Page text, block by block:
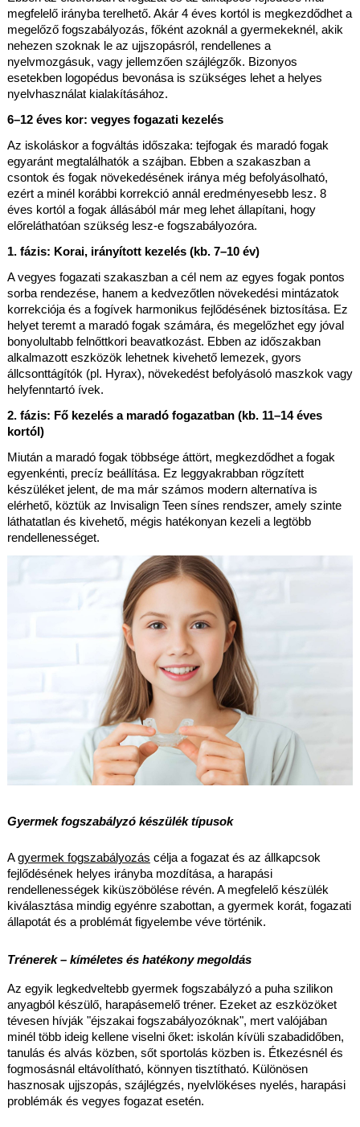
megfelelő irányba terelhető. Akár 4 éves kortól is megkezdődhet a
megelőző fogszabályozás, főként azoknál a gyermekeknél, akik
nehezen szoknak le az ujjszopásról, rendellenes a
nyelvmozgásuk, vagy jellemzően szájlégzők. Bizonyos
esetekben logopédus bevonása is szükséges lehet a helyes
nyelvhasználat kialakításához.
6–12 éves kor: vegyes fogazati kezelés
Az iskoláskor a fogváltás időszaka: tejfogak és maradó fogak
egyaránt megtalálhatók a szájban. Ebben a szakaszban a
csontok és fogak növekedésének iránya még befolyásolható,
ezért a minél korábbi korrekció annál eredményesebb lesz. 8
éves kortól a fogak állásából már meg lehet állapítani, hogy
előreláthatóan szükség lesz-e fogszabályozóra.
1. fázis: Korai, irányított kezelés (kb. 7–10 év)
A vegyes fogazati szakaszban a cél nem az egyes fogak pontos
sorba rendezése, hanem a kedvezőtlen növekedési mintázatok
korrekciója és a fogívek harmonikus fejlődésének biztosítása. Ez
helyet teremt a maradó fogak számára, és megelőzhet egy jóval
bonyolultabb felnőttkori beavatkozást. Ebben az időszakban
alkalmazott eszközök lehetnek kivehető lemezek, gyors
állcsonttágítók (pl. Hyrax), növekedést befolyásoló maszkok vagy
helyfenntartó ívek.
2. fázis: Fő kezelés a maradó fogazatban (kb. 11–14 éves
kortól)
Miután a maradó fogak többsége áttört, megkezdődhet a fogak
egyenkénti, precíz beállítása. Ez leggyakrabban rögzített
készüléket jelent, de ma már számos modern alternatíva is
elérhető, köztük az Invisalign Teen sínes rendszer, amely szinte
láthatatlan és kivehető, mégis hatékonyan kezeli a legtöbb
rendellenességet.
Gyermek fogszabályzó készülék típusok
A gyermek fogszabályozás célja a fogazat és az állkapcsok
fejlődésének helyes irányba mozdítása, a harapási
rendellenességek kiküszöbölése révén. A megfelelő készülék
kiválasztása mindig egyénre szabottan, a gyermek korát, fogazati
állapotát és a problémát figyelembe véve történik.
Trénerek – kíméletes és hatékony megoldás
Az egyik legkedveltebb gyermek fogszabályzó a puha szilikon
anyagból készülő, harapásemelő tréner. Ezeket az eszközöket
tévesen hívják "éjszakai fogszabályozóknak", mert valójában
minél több ideig kellene viselni őket: iskolán kívüli szabadidőben,
tanulás és alvás közben, sőt sportolás közben is. Étkezésnél és
fogmosásnál eltávolítható, könnyen tisztítható. Különösen
hasznosak ujjszopás, szájlégzés, nyelvlökéses nyelés, harapási
problémák és vegyes fogazat esetén.